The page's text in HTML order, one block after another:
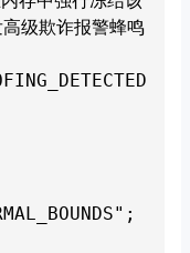
级欺诈报警蜂鸣